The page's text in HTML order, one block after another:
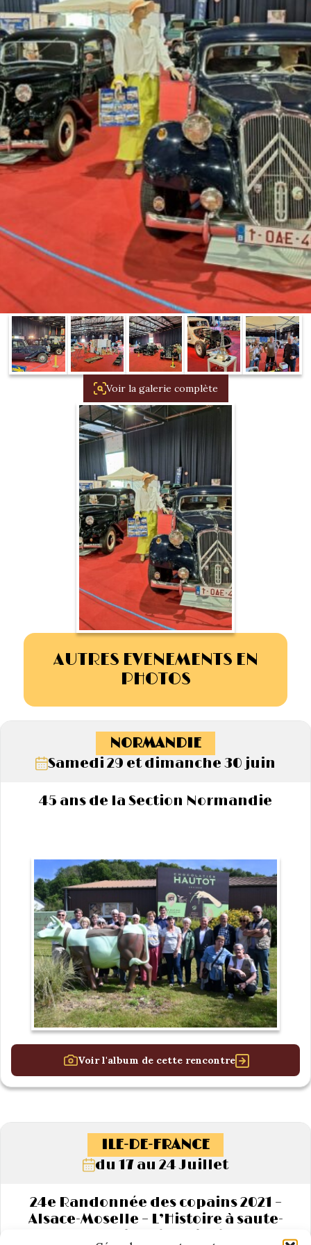
Notre local
La Boutique
Les pièces
L’assurance
Liens
La Revue
Les salons
La traction
La Traction des
membres
Bibliographie
Présentation 7
Présentation 11
Présentation 15 six
Evolution 7 et 11 -
1934/1941
Evolution 11 –
1945/1952
Evolution 11 –
1952/1957
La 15/6 G –
1938/1947
La 15/6 D –
1947/1955
La 15/6 H –
1954/1956
Voir la galerie complète
AUTRES EVENEMENTS EN
PHOTOS
NORMANDIE
Samedi 29 et dimanche 30 juin
45 ans de la Section Normandie
Voir l'album de cette rencontre
ILE-DE-FRANCE
du 17 au 24 Juillet
24e Randonnée des copains 2021 –
Alsace-Moselle – L’Histoire à saute-